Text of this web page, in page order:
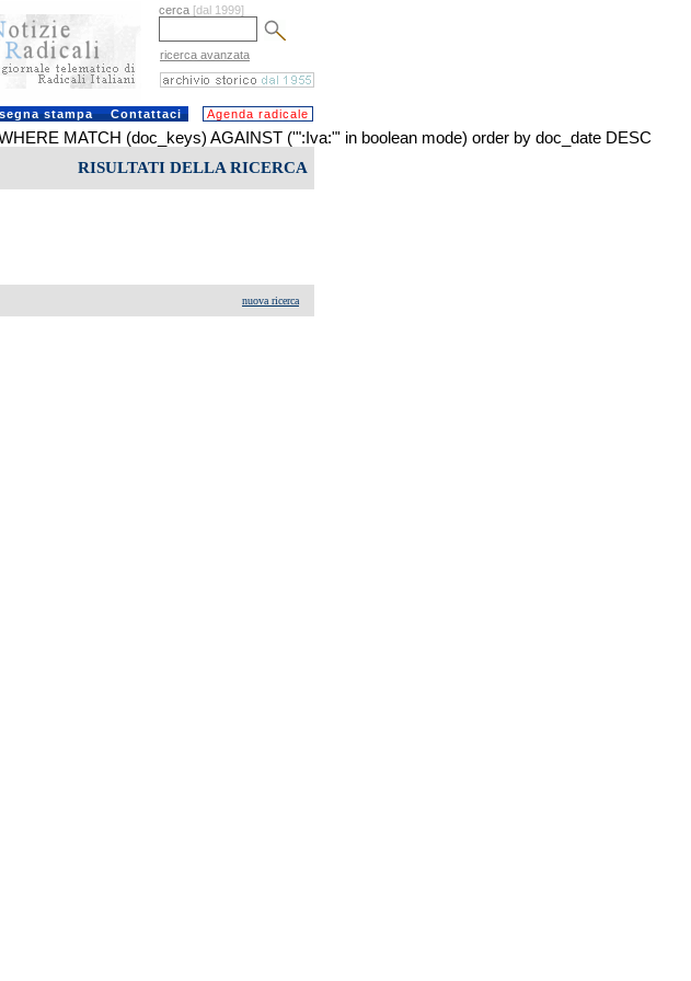
cerca [dal 1999]
ricerca avanzata
stampa Contattaci Agenda radicale
MATCH (doc_keys) AGAINST ('":Iva:"' in boolean mode) order by doc_date DESC
RISULTATI DELLA RICERCA
nuova ricerca